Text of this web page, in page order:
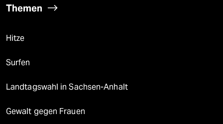
Themen
Hitze
Surfen
Landtagswahl in Sachsen-Anhalt
Gewalt gegen Frauen